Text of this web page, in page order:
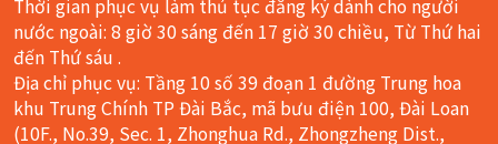
Thời gian phục vụ làm thủ tục đăng ký dành cho người
nước ngoài: 8 giờ 30 sáng đến 17 giờ 30 chiều, Từ Thứ hai
đến Thứ sáu .
Địa chỉ phục vụ: Tầng 10 số 39 đoạn 1 đường Trung hoa
khu Trung Chính TP Đài Bắc, mã bưu điện 100, Đài Loan
(10F., No.39, Sec. 1, Zhonghua Rd., Zhongzheng Dist.,